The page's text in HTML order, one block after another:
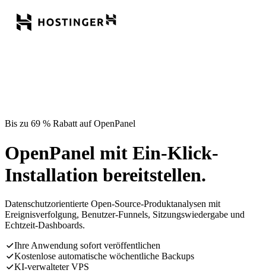
Bis zu 69 % Rabatt auf OpenPanel
OpenPanel mit Ein-Klick-
Installation bereitstellen.
Datenschutzorientierte Open-Source-Produktanalysen mit
Ereignisverfolgung, Benutzer-Funnels, Sitzungswiedergabe und
Echtzeit-Dashboards.
Ihre Anwendung sofort veröffentlichen
Kostenlose automatische wöchentliche Backups
KI-verwalteter VPS